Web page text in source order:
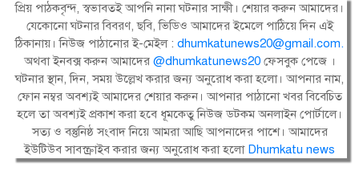
প্রিয় পাঠকবৃন্দ, স্বভাবতই আপনি নানা ঘটনার সাক্ষী। শেয়ার করুন আমাদের।
যেকোনো ঘটনার বিবরণ, ছবি, ভিডিও আমাদের ইমেলে পাঠিয়ে দিন এই
ঠিকানায়। নিউজ পাঠানোর ই-মেইল : dhumkatunews20@gmail.com.
অথবা ইনবক্স করুন আমাদের@dhumkatunews20 ফেসবুক পেজে ।
ঘটনার স্থান, দিন, সময় উল্লেখ করার জন্য অনুরোধ করা হলো। আপনার নাম,
ফোন নম্বর অবশ্যই আমাদের শেয়ার করুন। আপনার পাঠানো খবর বিবেচিত
হলে তা অবশ্যই প্রকাশ করা হবে ধূমকেতু নিউজ ডটকম অনলাইন পোর্টালে।
সত্য ও বস্তুনিষ্ঠ সংবাদ নিয়ে আমরা আছি আপনাদের পাশে। আমাদের
ইউটিউব সাবস্ক্রাইব করার জন্য অনুরোধ করা হলো Dhumkatu news